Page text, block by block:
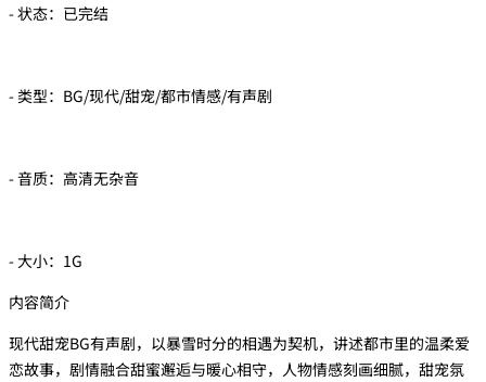
- 状态：已完结
- 类型：BG/现代/甜宠/都市情感/有声剧
- 音质：高清无杂音
- 大小：1G
内容简介
现代甜宠BG有声剧，以暴雪时分的相遇为契机，讲述都市里的温柔爱
恋故事，剧情融合甜蜜邂逅与暖心相守，人物情感刻画细腻，甜宠氛